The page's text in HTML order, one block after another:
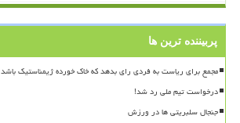
پربیننده ترین ها
مجمع برای ریاست به فردی رای بدهد که خاک خورده ژیمناستیک باشد
درخواست تیم ملی رد شد!
جنجال سلبریتی ها در ورزش